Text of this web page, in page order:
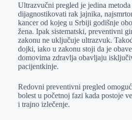
p
p
lUltrazvučni pregled je jedina
dijagnostikovati rak jajnika,
kancer od kojeg u Srbiji godišnje
žena. Ipak sistematski, preventivni
zakonu ne uključuje ultrazvuk.
dojki, iako u zakonu stoji da je
domovima zdravlja obavljaju
pacijentkinje.
Redovni preventivni pregled
bolest u početnoj fazi kada postoje
i trajno izlečenje.